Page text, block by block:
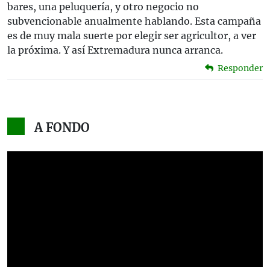
bares, una peluquería, y otro negocio no
subvencionable anualmente hablando. Esta campaña
es de muy mala suerte por elegir ser agricultor, a ver
la próxima. Y así Extremadura nunca arranca.
Responder
A FONDO